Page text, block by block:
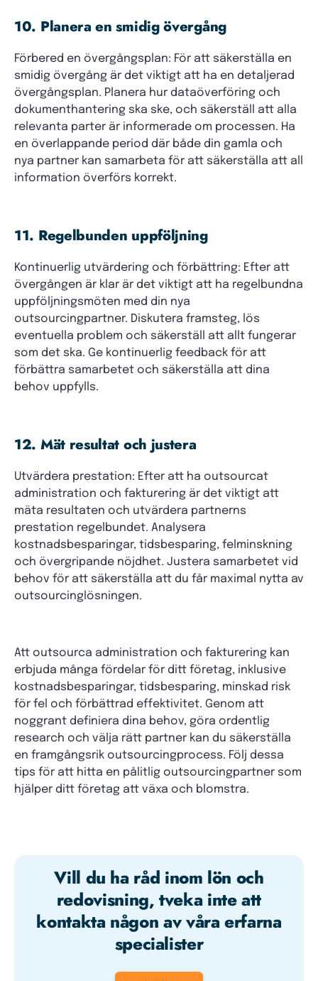
10. Planera en smidig övergång
Förbered en övergångsplan: För att säkerställa en
smidig övergång är det viktigt att ha en detaljerad
övergångsplan. Planera hur dataöverföring och
dokumenthantering ska ske, och säkerställ att alla
relevanta parter är informerade om processen. Ha
en överlappande period där både din gamla och
nya partner kan samarbeta för att säkerställa att all
information överförs korrekt.
11. Regelbunden uppföljning
Kontinuerlig utvärdering och förbättring: Efter att
övergången är klar är det viktigt att ha regelbundna
uppföljningsmöten med din nya
outsourcingpartner. Diskutera framsteg, lös
eventuella problem och säkerställ att allt fungerar
som det ska. Ge kontinuerlig feedback för att
förbättra samarbetet och säkerställa att dina
behov uppfylls.
12. Mät resultat och justera
Utvärdera prestation: Efter att ha outsourcat
administration och fakturering är det viktigt att
mäta resultaten och utvärdera partnerns
prestation regelbundet. Analysera
kostnadsbesparingar, tidsbesparing, felminskning
och övergripande nöjdhet. Justera samarbetet vid
behov för att säkerställa att du får maximal nytta av
outsourcinglösningen.
Att outsourca administration och fakturering kan
erbjuda många fördelar för ditt företag, inklusive
kostnadsbesparingar, tidsbesparing, minskad risk
för fel och förbättrad effektivitet. Genom att
noggrant definiera dina behov, göra ordentlig
research och välja rätt partner kan du säkerställa
en framgångsrik outsourcingprocess. Följ dessa
tips för att hitta en pålitlig outsourcingpartner som
hjälper ditt företag att växa och blomstra.
Vill du ha råd inom lön och
redovisning, tveka inte att
kontakta någon av våra erfarna
specialister